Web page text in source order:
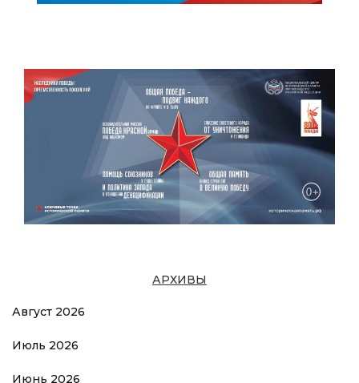
АРХИВЫ
Август 2026
Июль 2026
Июнь 2026